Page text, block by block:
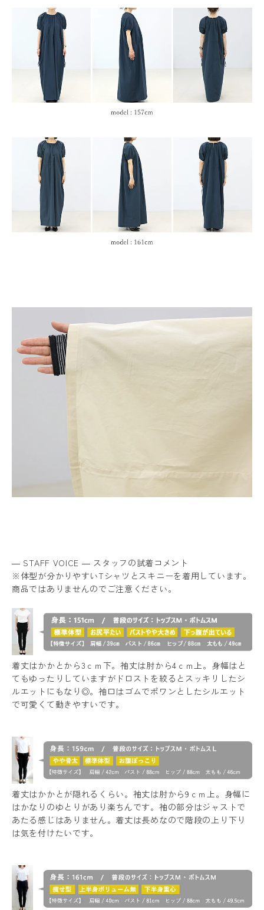
― STAFF VOICE ― スタッフの試着コメント
※体型が分かりやすいTシャツとスキニーを着用しています。
商品ではありませんのでご注意ください。
着丈はかかとから3ｃｍ下。袖丈は肘から4ｃｍ上。身幅はと
てもゆったりしていますがドロストを絞るとスッキリしたシ
ルエットにもなり◎。袖口はゴムでポワンとしたシルエット
で可愛くて動きやすいです。
着丈はかかとが隠れるくらい。袖丈は肘から9ｃｍ上。身幅に
はかなりのゆとりがあり楽ちんです。袖の部分はジャストで
あたる感じはありません。着丈は長めなので階段の上り下り
は気を付けたいです。